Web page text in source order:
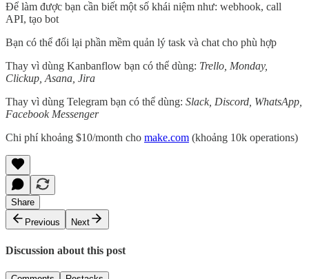
Để làm được bạn cần biết một số khái niệm như: webhook, call
API, tạo bot
Bạn có thể đổi lại phần mềm quản lý task và chat cho phù hợp
Thay vì dùng Kanbanflow bạn có thể dùng: Trello, Monday,
Clickup, Asana, Jira
Thay vì dùng Telegram bạn có thể dùng: Slack, Discord, WhatsApp,
Facebook Messenger
Chi phí khoảng $10/month cho make.com (khoảng 10k operations)
Share
Previous
Next
Discussion about this post